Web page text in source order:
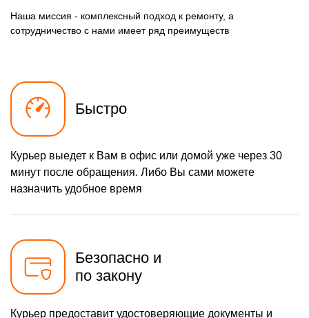
Наша миссия - комплексный подход к ремонту, а
сотрудничество с нами имеет ряд преимуществ
Быстро
Курьер выедет к Вам в офис или домой уже через 30
минут после обращения. Либо Вы сами можете
назначить удобное время
Безопасно и
по закону
Курьер предоставит удостоверяющие документы и